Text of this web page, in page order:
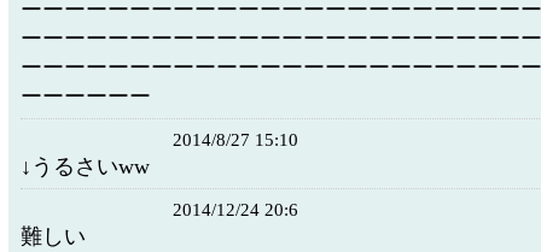
ーーーーーーーーーーーーーーーーーーーーーーー
ーーーーーーーーーーーーーーーーーーーーーーー
ーーーーーーーーーーーーーーーーーーーーーーー
ーーーーーー
2014/8/27 15:10
↓うるさいww
2014/12/24 20:6
難しい